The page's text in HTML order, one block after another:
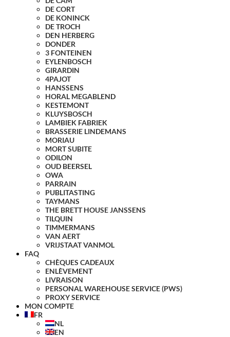
DE CORT
DE KONINCK
DE TROCH
DEN HERBERG
DONDER
3 FONTEINEN
EYLENBOSCH
GIRARDIN
4PAJOT
HANSSENS
HORAL MEGABLEND
KESTEMONT
KLUYSBOSCH
LAMBIEK FABRIEK
BRASSERIE LINDEMANS
MORIAU
MORT SUBITE
ODILON
OUD BEERSEL
OWA
PARRAIN
PUBLITASTING
TAYMANS
THE BRETT HOUSE JANSSENS
TILQUIN
TIMMERMANS
VAN AERT
VRIJSTAAT VANMOL
FAQ
CHÈQUES CADEAUX
ENLÈVEMENT
LIVRAISON
PERSONAL WAREHOUSE SERVICE (PWS)
PROXY SERVICE
MON COMPTE
FR
NL
EN